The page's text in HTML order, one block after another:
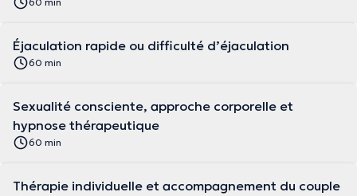
Éjaculation rapide ou difficulté d’éjaculation
60 min
Sexualité consciente, approche corporelle et
hypnose thérapeutique
60 min
Thérapie individuelle et accompagnement du couple